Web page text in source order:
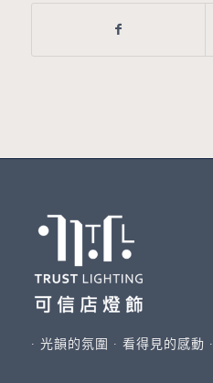
∙ 光韻的氛圍 ∙ 看得見的感動 ∙